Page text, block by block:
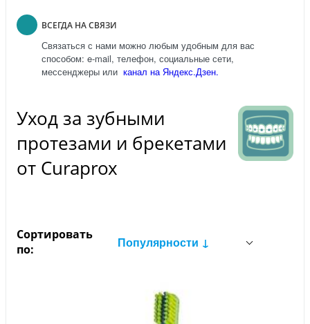
ВСЕГДА НА СВЯЗИ
Связаться с нами можно любым удобным для вас
способом: e-mail, телефон, социальные сети,
мессенджеры или канал на Яндекс.Дзен.
Уход за зубными
протезами и брекетами
от Curaprox
Сортировать
по:
Популярности ↓